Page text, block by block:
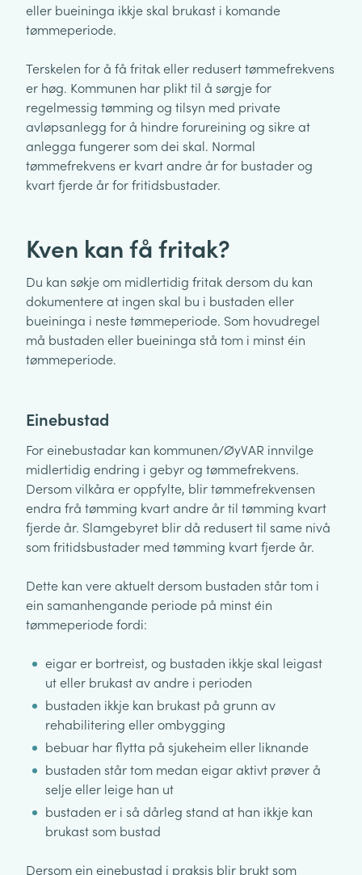
eller bueininga ikkje skal brukast i komande
tømmeperiode.
Terskelen for å få fritak eller redusert tømmefrekvens
er høg. Kommunen har plikt til å sørgje for
regelmessig tømming og tilsyn med private
avløpsanlegg for å hindre forureining og sikre at
anlegga fungerer som dei skal. Normal
tømmefrekvens er kvart andre år for bustader og
kvart fjerde år for fritidsbustader.
Kven kan få fritak?
Du kan søkje om midlertidig fritak dersom du kan
dokumentere at ingen skal bu i bustaden eller
bueininga i neste tømmeperiode. Som hovudregel
må bustaden eller bueininga stå tom i minst éin
tømmeperiode.
Einebustad
For einebustadar kan kommunen/ØyVAR innvilge
midlertidig endring i gebyr og tømmefrekvens.
Dersom vilkåra er oppfylte, blir tømmefrekvensen
endra frå tømming kvart andre år til tømming kvart
fjerde år. Slamgebyret blir då redusert til same nivå
som fritidsbustader med tømming kvart fjerde år.
Dette kan vere aktuelt dersom bustaden står tom i
ein samanhengande periode på minst éin
tømmeperiode fordi:
eigar er bortreist, og bustaden ikkje skal leigast
ut eller brukast av andre i perioden
bustaden ikkje kan brukast på grunn av
rehabilitering eller ombygging
bebuar har flytta på sjukeheim eller liknande
bustaden står tom medan eigar aktivt prøver å
selje eller leige han ut
bustaden er i så dårleg stand at han ikkje kan
brukast som bustad
Dersom ein einebustad i praksis blir brukt som